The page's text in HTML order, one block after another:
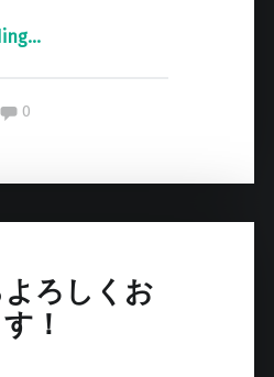
"
f
ン
グ
…
Comments:
0
ろしくお
！